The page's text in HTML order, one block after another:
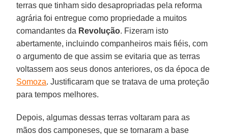
terras que tinham sido desapropriadas pela reforma
agrária foi entregue como propriedade a muitos
comandantes da Revolução. Fizeram isto
abertamente, incluindo companheiros mais fiéis, com
o argumento de que assim se evitaria que as terras
voltassem aos seus donos anteriores, os da época de
Somoza. Justificaram que se tratava de uma proteção
para tempos melhores.
Depois, algumas dessas terras voltaram para as
mãos dos camponeses, que se tornaram a base